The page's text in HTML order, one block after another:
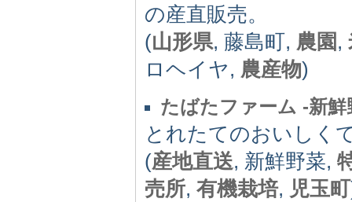
の産直販売。
(山形県, 藤島町, 農園 ,
ロヘイヤ, 農産物)
たばたファーム -新
とれたてのおいしく
(産地直送, 新鮮野菜,
売所, 有機栽培, 児玉町